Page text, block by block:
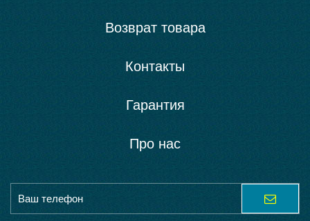
Возврат товара
Контакты
Гарантия
Про нас